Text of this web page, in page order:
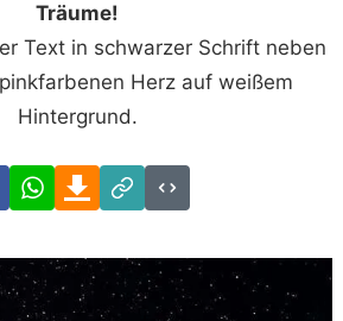
Träume!
Text in schwarzer Schrift neben
Herz auf weißem
Hintergrund.
FacebookWhatsAppDownload
Link
Code